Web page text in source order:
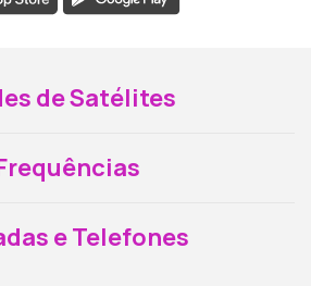
de Satélites
e Telefones